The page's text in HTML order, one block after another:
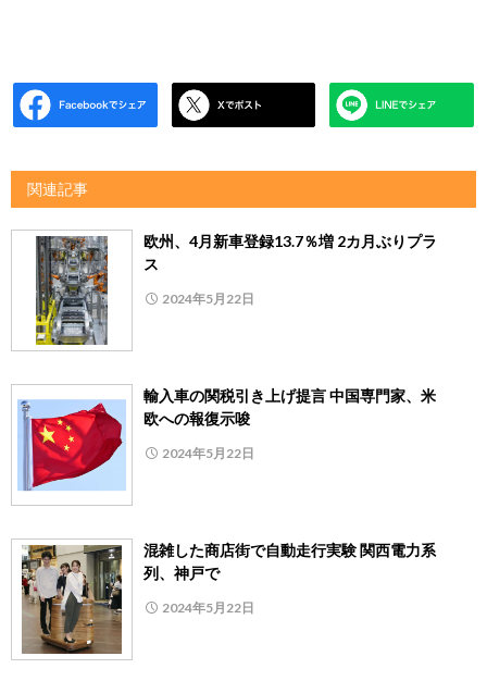
関連記事
欧州、4月新車登録13.7％増 2カ月ぶりプラ
ス
2024年5月22日
輸入車の関税引き上げ提言 中国専門家、米
欧への報復示唆
2024年5月22日
混雑した商店街で自動走行実験 関西電力系
列、神戸で
2024年5月22日